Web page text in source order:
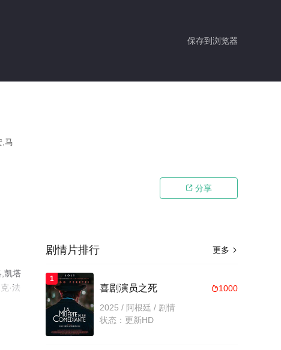
保存到浏览器
,马
 分享
,凯塔
·法
整
更多 
剧情片排行
1
1000
喜剧演员之死
2025 / 阿根廷 / 剧情
状态：更新HD